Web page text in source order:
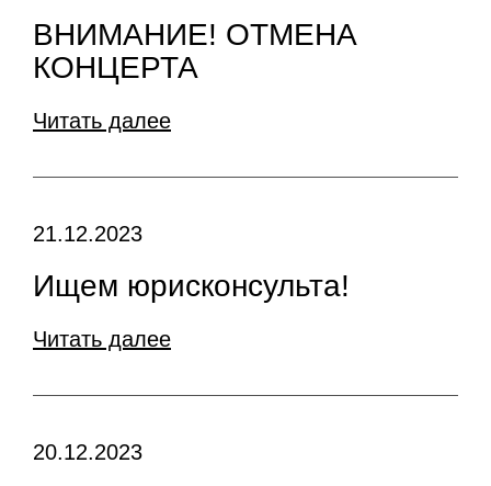
ВНИМАНИЕ! ОТМЕНА
КОНЦЕРТА
Читать далее
21.12.2023
Ищем юрисконсульта!
Читать далее
20.12.2023